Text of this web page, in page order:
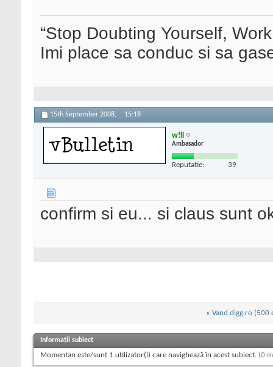
“Stop Doubting Yourself,
Imi place sa conduc si sa
15th September 2008, 15:18
w!ll
Ambasador
Reputatie: 39
confirm si eu... si claus sunt
« Vand digg.ro (500
Informații subiect
Momentan este/sunt 1 utilizator(i) care navighează în acest subiect. (0